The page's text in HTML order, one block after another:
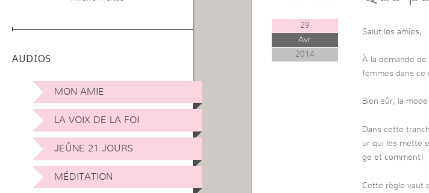
AUDIOS
MON AMIE
LA VOIX DE LA FOI
JEÛNE 21 JOURS
MÉDITATION
29
Avr
2014
Salut les amies,
À la demande
femmes dans ce
Bien sûr, la
Dans cette
ur qui les mette
ge et comment!
Cette règle vaut